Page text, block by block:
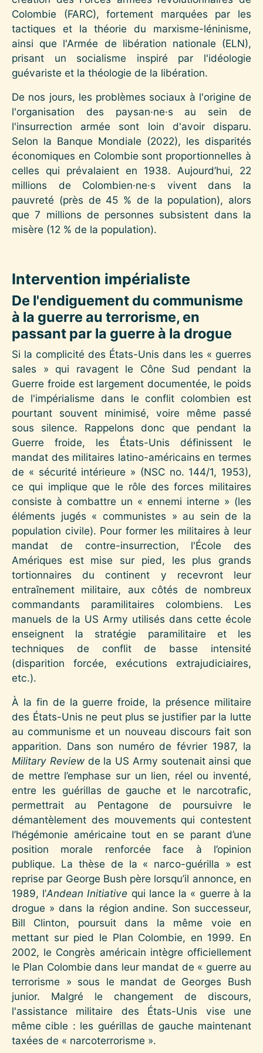
Colombie (FARC), fortement marquées par les
tactiques et la théorie du marxisme-léninisme,
ainsi que l'Armée de libération nationale (ELN),
prisant un socialisme inspiré par l'idéologie
guévariste et la théologie de la libération.
De nos jours, les problèmes sociaux à l'origine de
l'organisation des paysan·ne·s au sein de
l'insurrection armée sont loin d'avoir disparu.
Selon la Banque Mondiale (2022), les disparités
économiques en Colombie sont proportionnelles à
celles qui prévalaient en 1938. Aujourd’hui, 22
millions de Colombien·ne·s vivent dans la
pauvreté (près de 45 % de la population), alors
que 7 millions de personnes subsistent dans la
misère (12 % de la population).
Intervention impérialiste
De l'endiguement du communisme
à la guerre au terrorisme, en
passant par la guerre à la drogue
Si la complicité des États-Unis dans les « guerres
sales » qui ravagent le Cône Sud pendant la
Guerre froide est largement documentée, le poids
de l'impérialisme dans le conflit colombien est
pourtant souvent minimisé, voire même passé
sous silence. Rappelons donc que pendant la
Guerre froide, les États-Unis définissent le
mandat des militaires latino-américains en termes
de « sécurité intérieure » (NSC no. 144/1, 1953),
ce qui implique que le rôle des forces militaires
consiste à combattre un « ennemi interne » (les
éléments jugés « communistes » au sein de la
population civile). Pour former les militaires à leur
mandat de contre-insurrection, l'École des
Amériques est mise sur pied, les plus grands
tortionnaires du continent y recevront leur
entraînement militaire, aux côtés de nombreux
commandants paramilitaires colombiens. Les
manuels de la US Army utilisés dans cette école
enseignent la stratégie paramilitaire et les
techniques de conflit de basse intensité
(disparition forcée, exécutions extrajudiciaires,
etc.).
À la fin de la guerre froide, la présence militaire
des États-Unis ne peut plus se justifier par la lutte
au communisme et un nouveau discours fait son
apparition. Dans son numéro de février 1987, la
Military Reviewde la US Army soutenait ainsi que
de mettre l’emphase sur un lien, réel ou inventé,
entre les guérillas de gauche et le narcotrafic,
permettrait au Pentagone de poursuivre le
démantèlement des mouvements qui contestent
l’hégémonie américaine tout en se parant d’une
position morale renforcée face à l’opinion
publique. La thèse de la « narco-guérilla » est
reprise par George Bush père lorsqu’il annonce, en
1989, l’Andean Initiative qui lance la « guerre à la
drogue » dans la région andine. Son successeur,
Bill Clinton, poursuit dans la même voie en
mettant sur pied le Plan Colombie, en 1999. En
2002, le Congrès américain intègre officiellement
le Plan Colombie dans leur mandat de « guerre au
terrorisme » sous le mandat de Georges Bush
junior. Malgré le changement de discours,
l'assistance militaire des États-Unis vise une
même cible : les guérillas de gauche maintenant
taxées de « narcoterrorisme ».